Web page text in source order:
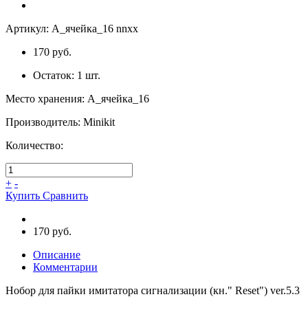
Артикул: A_ячейка_16 nnxx
170 руб.
Остаток: 1 шт.
Место хранения: A_ячейка_16
Производитель: Minikit
Количество:
+ -
Купить Сравнить
170 руб.
Описание
Комментарии
Нобор для пайки имитатора сигнализации (кн." Reset") ver.5.3